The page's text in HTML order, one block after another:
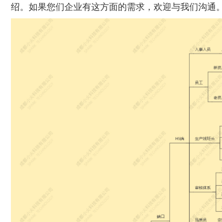
绍。如果您们企业有这方面的需求，欢迎与我们沟通